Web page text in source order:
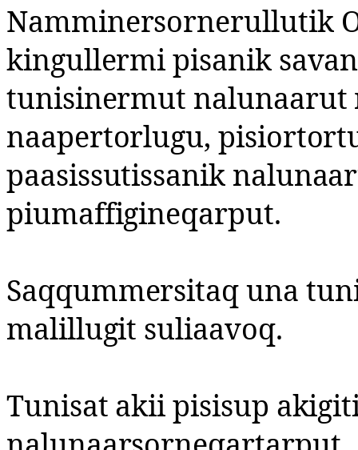
Namminersornerullutik
kingullermi pisanik
tunisinermut nalunaarut
naapertorlugu,
paasissutissanik
piumaffigineqarput.
Saqqummersitaq una
malillugit suliaavoq.
Tunisat akii pisisup